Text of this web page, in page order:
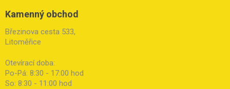
Kamenný obchod
Březinova cesta 533,
Litoměřice
Otevírací doba:
Po-Pá: 8:30 - 17:00 hod
So: 8:30 - 11:00 hod